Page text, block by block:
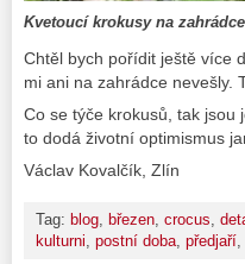
Kvetoucí krokusy na zahrádce
Chtěl bych pořídit ještě více
mi ani na zahrádce nevešly.
Co se týče krokusů, tak jsou
to dodá životní optimismus
Václav Kovalčík, Zlín
Tag: blog, březen, crocus,
kulturni, postní doba, předjaří,